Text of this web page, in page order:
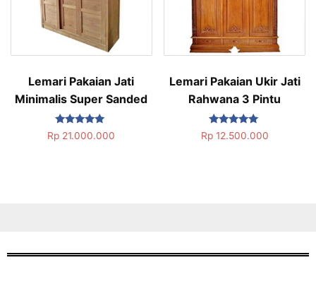
Lemari Pakaian Jati
Minimalis Super Sanded
Dinilai
5.00
Rp 21.000.000
Lemari Pakaian Ukir Jati
Rahwana 3 Pintu
Dinilai
5.00
Rp12.500.000